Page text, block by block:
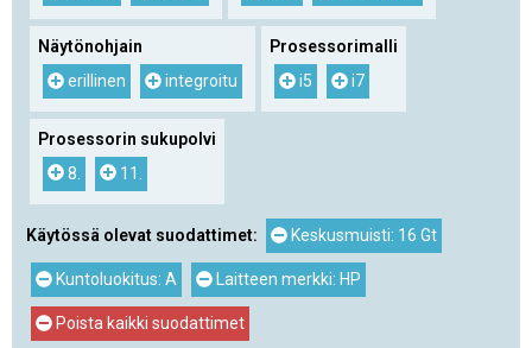
Näytönohjain
erillinen
integroitu
Prosessorimalli
i5
i7
Prosessorin sukupolvi
8.
11.
Käytössä olevat suodattimet: Keskusmuisti: 16 Gt
Kuntoluokitus: A Laitteen merkki: HP
Poista kaikki suodattimet